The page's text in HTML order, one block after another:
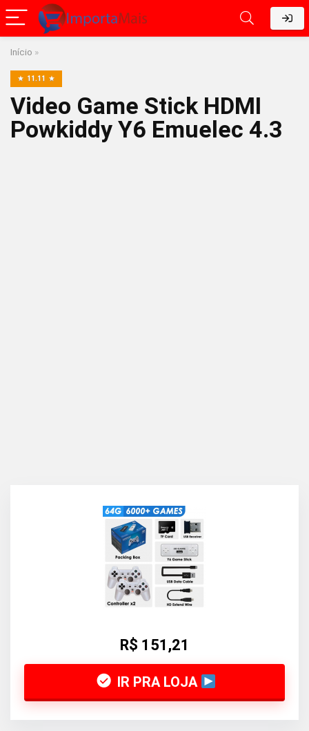
Início »
11.11
Video Game Stick HDMI
Powkiddy Y6 Emuelec 4.3
R$ 151,21
IR PRA LOJA